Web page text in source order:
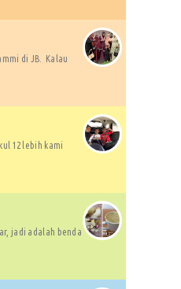
di JB. Kalau
12 lebih kami
jadi adalah benda